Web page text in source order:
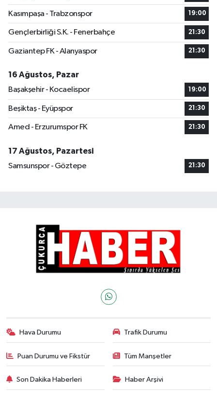
Kasımpaşa - Trabzonspor 19:00
Gençlerbirliği S.K. - Fenerbahçe 21:30
Gaziantep FK - Alanyaspor 21:30
16 Ağustos, Pazar
Başakşehir - Kocaelispor
19:00
Beşiktaş - Eyüpspor 21:30
Amed - Erzurumspor FK 21:30
17 Ağustos, Pazartesi
Samsunspor - Göztepe
21:30
Hava Durumu Trafik Durumu
Puan Durumu ve Fikstür Tüm Manşetler
Son Dakika Haberleri Haber Arşivi